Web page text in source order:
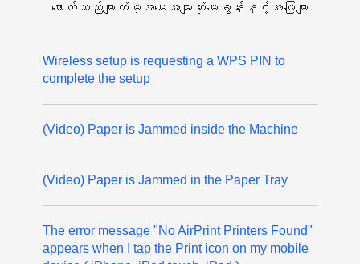
ဖောက်သည်များထံမှအမေးအများဆုံးမေးခွန်းနှင့်အဖြေများ
Wireless setup is requesting a WPS PIN to
complete the setup
(Video) Paper is Jammed inside the Machine
(Video) Paper is Jammed in the Paper Tray
The error message "No AirPrint Printers Found"
appears when I tap the Print icon on my mobile